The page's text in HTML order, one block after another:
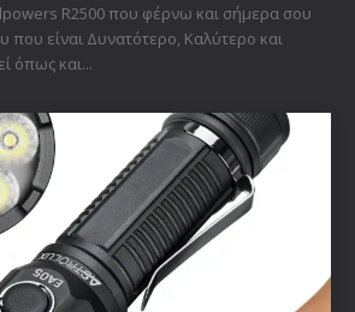
R2500 που φέρνω και σήμερα σου
που είναι Δυνατότερο, Καλύτερο και
όπως και...